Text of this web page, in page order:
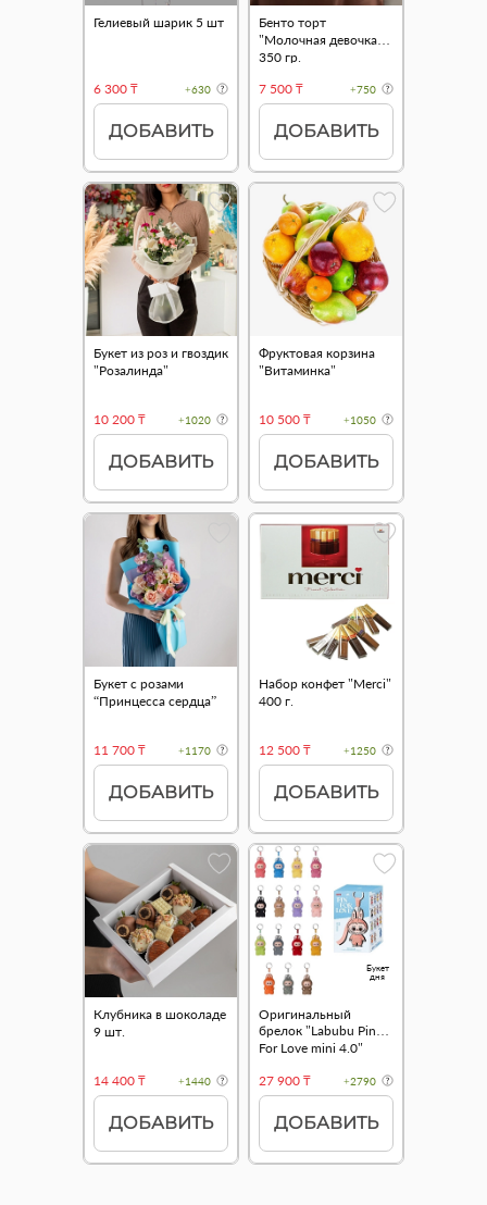
Гелиевый шарик 5 шт
6 300 ₸ +630
ДОБАВИТЬ
Бенто торт
"Молочная девочка"
350 гр.
7 500 ₸
+750
ДОБАВИТЬ
Букет из роз и гвоздик
"Розалинда"
10 200 ₸ +1020
ДОБАВИТЬ
Фруктовая корзина
"Витаминка"
10 500 ₸ +1050
ДОБАВИТЬ
Букет с розами
“Принцесса сердца”
11 700 ₸ +1170
ДОБАВИТЬ
Набор конфет "Merci"
400 г.
12 500 ₸ +1250
ДОБАВИТЬ
Клубника в шоколаде
9 шт.
14 400 ₸ +1440
ДОБАВИТЬ
Букет
дня
Оригинальный
брелок "Labubu Pin
For Love mini 4.0"
27 900 ₸
+2790
ДОБАВИТЬ